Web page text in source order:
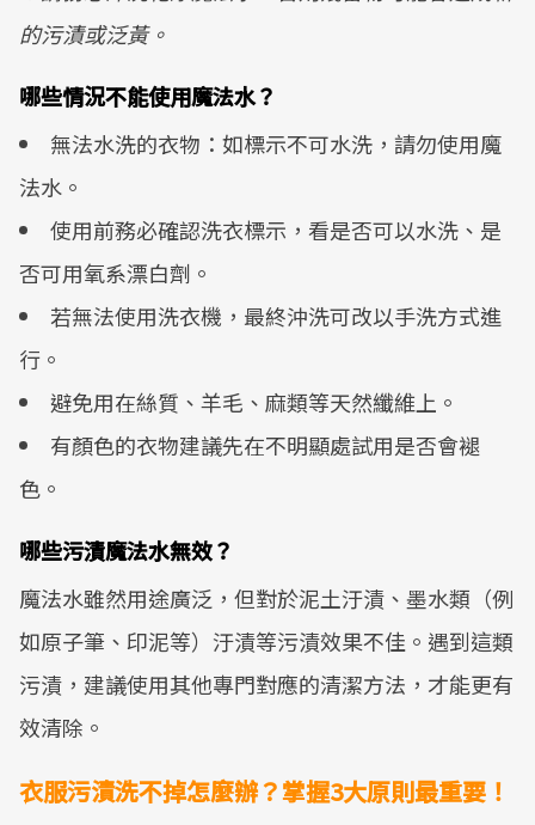
的污漬或泛黃。
哪些情況不能使用魔法水？
無法水洗的衣物：如標示不可水洗，請勿使用魔
法水。
使用前務必確認洗衣標示，看是否可以水洗、是
否可用氧系漂白劑。
若無法使用洗衣機，最終沖洗可改以手洗方式進
行。
避免用在絲質、羊毛、麻類等天然纖維上。
有顏色的衣物建議先在不明顯處試用是否會褪
色。
哪些污漬魔法水無效？
魔法水雖然用途廣泛，但對於泥土汙漬、墨水類（例
如原子筆、印泥等）汙漬等污漬效果不佳。遇到這類
污漬，建議使用其他專門對應的清潔方法，才能更有
效清除。
衣服污漬洗不掉怎麼辦？掌握3大原則最重要！